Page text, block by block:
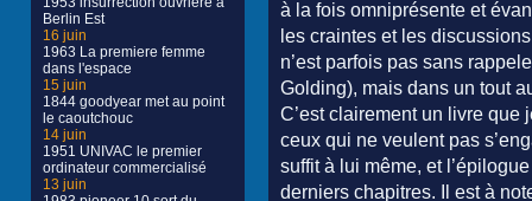
Berlin Est
16 juin
1963 La premiere femme
dans l'espace
15 juin
1844 goodyear met au point
le caoutchouc
14 juin
1951 UNIVAC le premier
ordinateur commercialisé
13 juin
à la fois omniprésente et
les craintes et les
n’est parfois pas sans
Golding), mais dans un tout
C’est clairement un livre que
ceux qui ne veulent pas
suffit à lui même, et
derniers chapitres. Il est à